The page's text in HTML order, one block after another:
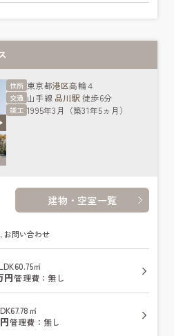
住所 東京都港区高輪４
交通 山手線 品川駅 徒歩6分
竣工 1995年3月（築31年5ヵ月）
建物・空室一覧
お問い合わせ
60.75㎡
円管理費：無し
67.78㎡
管理費：無し